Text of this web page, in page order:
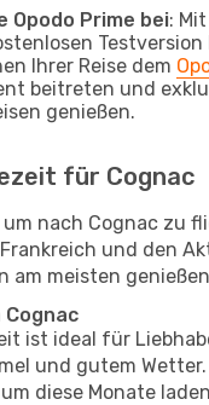
Opodo Prime bei:
Testversion
Ihrer Reise dem
beitreten und
genießen.
für Cognac
um nach Cognac zu
und den
am meisten
Cognac
ist ideal für
und gutem Wetter.
diese Monate